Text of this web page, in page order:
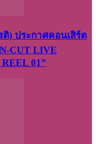
ติ) ประกาศคอนเสิร์ต
CUT LIVE
01”